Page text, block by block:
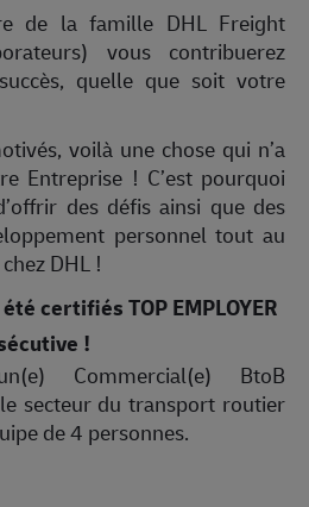
de la famille DHL Freight
vous contribuerez
quelle que soit votre
voilà une chose qui n’a
Entreprise ! C’est pourquoi
des défis ainsi que des
personnel tout au
DHL !
certifiés TOP EMPLOYER
!
Commercial(e) BtoB
secteur du transport routier
de 4 personnes.